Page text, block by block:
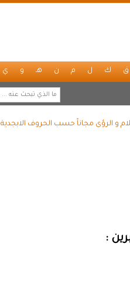
ق ك ل م ن هـ و ي
و الرؤى مجاناً حسب الحروف الابجدية
: